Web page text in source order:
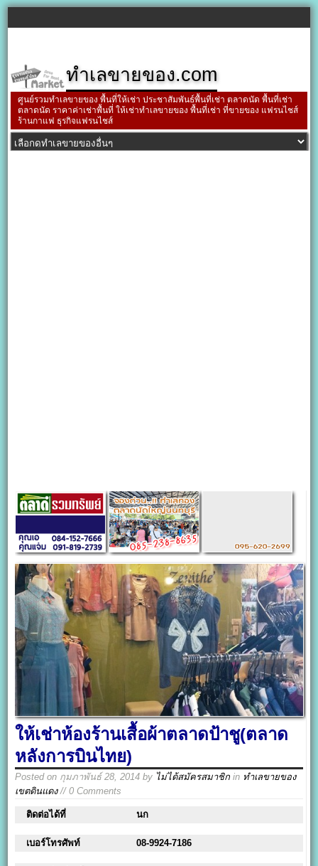
ทำเลขายของ.com
ศูนย์รวมทำเลขายของ พื้นที่ให้เช่า ประชาสัมพันธ์พื้นที่เช่า ตลาดนัด พื้นที่เช่า
ตลาดนัด ราคาค่าเช่าพื้นที่ ให้เช่าทำเลขายของ พื้นที่เช่า ที่ขายของ แฟรนไชส์
ร้านกาแฟ ธุรกิจแฟรนไชส์
ให้เช่าห้องร้านเสื้อผ้าตลาดป้าชู(ตลาด
หลังการบินไทย)
Posted on กุมภาพันธ์ 28, 2014 by ไม่ได้สมัครสมาชิก in ทำเลขายของ
เขตดินแดง// 0 Comments
ติดต่อได้ที่ นก
เบอร์โทรศัพท์ 08-9924-7186